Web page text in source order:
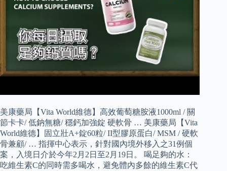
美康藥局【Vita World維德】高效葡萄糖胺液1000ml / 關
節卡卡/ 低鈉無糖/ 穩鈣加強錠 硬軟骨 … 美康藥局【Vita
World維德】固立壯A+錠60粒/ II型膠原蛋白/ MSM / 硬軟
骨兼顧/ … 指揮中心表示，針對國內境外移入之31例個
案，入境日介於今年2月2日至2月19日。 喝足夠的水：
吃維生素C的同時需多喝水，避免體內多餘的維生素C代